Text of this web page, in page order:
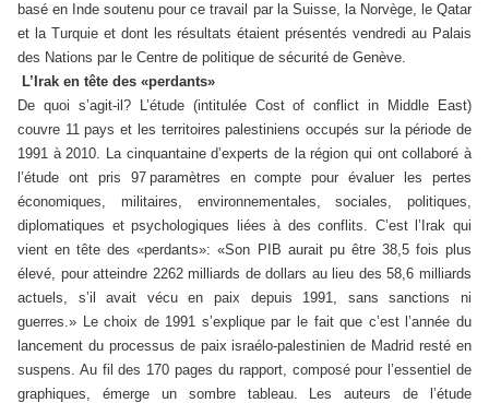
basé en Inde soutenu pour ce travail par la Suisse, la Norvège, le Qatar
et la Turquie et dont les résultats étaient présentés vendredi au Palais
des Nations par le Centre de politique de sécurité de Genève.
L’Irak en tête des «perdants»
De quoi s’agit-il? L’étude (intitulée Cost of conflict in Middle East)
couvre 11 pays et les territoires palestiniens occupés sur la période de
1991 à 2010. La cinquantaine d’experts de la région qui ont collaboré à
l’étude ont pris 97 paramètres en compte pour évaluer les pertes
économiques, militaires, environnementales, sociales, politiques,
diplomatiques et psychologiques liées à des conflits. C’est l’Irak qui
vient en tête des «perdants»: «Son PIB aurait pu être 38,5 fois plus
élevé, pour atteindre 2262 milliards de dollars au lieu des 58,6 milliards
actuels, s’il avait vécu en paix depuis 1991, sans sanctions ni
guerres.» Le choix de 1991 s’explique par le fait que c’est l’année du
lancement du processus de paix israélo-palestinien de Madrid resté en
suspens. Au fil des 170 pages du rapport, composé pour l’essentiel de
graphiques, émerge un sombre tableau. Les auteurs de l’étude